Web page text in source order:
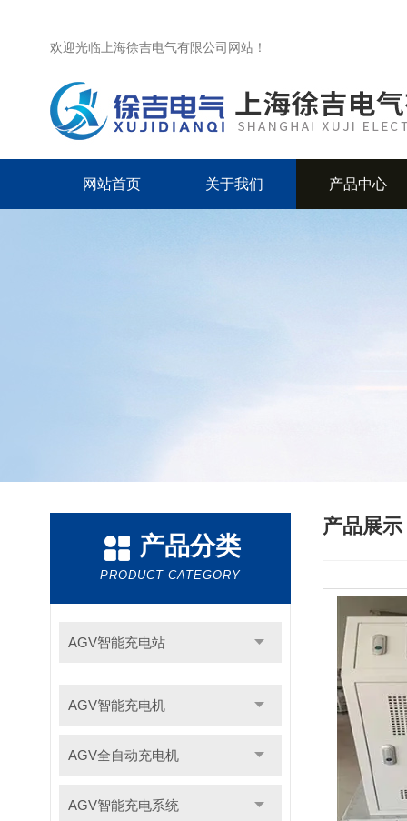
欢迎光临上海徐吉电气有限公司网站！
网站首页 关于我们 产品中心
产品分类
PRODUCT CATEGORY
AGV智能充电站
AGV智能充电机
AGV全自动充电机
AGV智能充电系统
产品展示